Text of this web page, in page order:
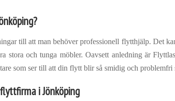
till att man behöver professionell flytthjälp. Det
stora och tunga möbler. Oavsett anledning är
som ser till att din flytt blir så smidig och
i Jönköping